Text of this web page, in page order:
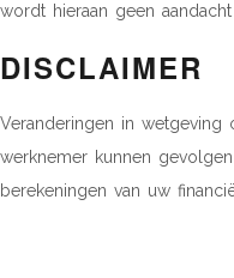
wordt hieraan geen aandacht
DISCLAIMER
Veranderingen in
werknemer kunnen
berekeningen van uw